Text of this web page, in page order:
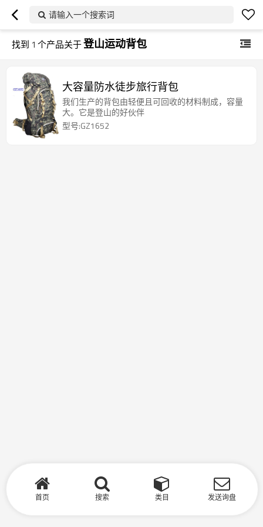
请输入一个搜索词
找到 1 个产品关于登山运动背包
大容量防水徒步旅行背包
我们生产的背包由轻便且可回收的材料制成，容量
大。它是登山的好伙伴
型号:GZ1652
首页 搜索 类目 发送询盘